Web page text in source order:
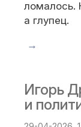
ломалось.
а глупец.
→
Игорь
и